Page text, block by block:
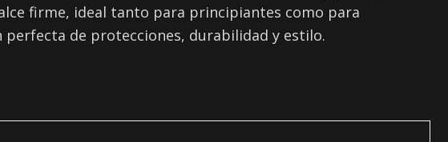
firme, ideal tanto para principiantes como para
perfecta de protecciones, durabilidad y estilo.